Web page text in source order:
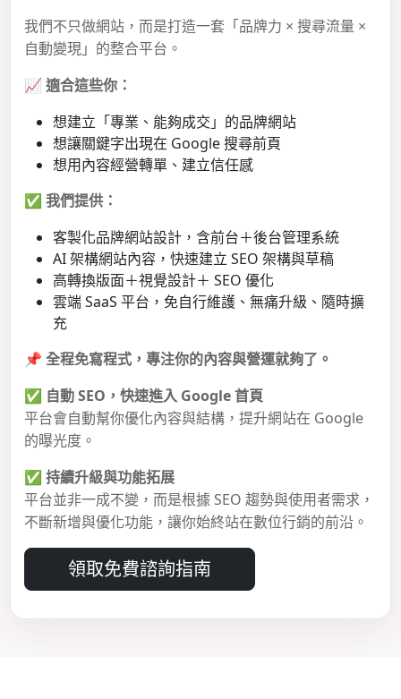
我們不只做網站，而是打造一套「品牌力 × 搜尋流量 ×
自動變現」的整合平台。
📈 適合這些你：
想建立「專業、能夠成交」的品牌網站
想讓關鍵字出現在 Google 搜尋前頁
想用內容經營轉單、建立信任感
✅ 我們提供：
客製化品牌網站設計，含前台＋後台管理系統
AI 架構網站內容，快速建立 SEO 架構與草稿
高轉換版面＋視覺設計＋ SEO 優化
雲端 SaaS 平台，免自行維護、無痛升級、隨時擴
充
📌 全程免寫程式，專注你的內容與營運就夠了。
✅ 自動 SEO，快速進入 Google 首頁
平台會自動幫你優化內容與結構，提升網站在 Google
的曝光度。
✅ 持續升級與功能拓展
平台並非一成不變，而是根據 SEO 趨勢與使用者需求，
不斷新增與優化功能，讓你始終站在數位行銷的前沿。
領取免費諮詢指南